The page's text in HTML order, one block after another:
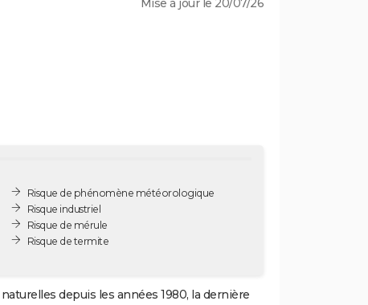
Mise à jour le 20/07/26
Risque de phénomène météorologique
Risque industriel
Risque de mérule
Risque de termite
depuis les années 1980, la dernière